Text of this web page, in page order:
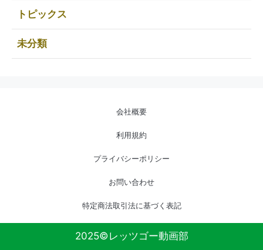
トピックス
未分類
会社概要
利用規約
プライバシーポリシー
お問い合わせ
特定商法取引法に基づく表記
2025©レッツゴー動画部